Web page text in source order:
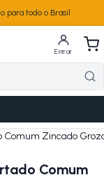
para todo o Brasil
Entrar
Comum Zincado
Comum